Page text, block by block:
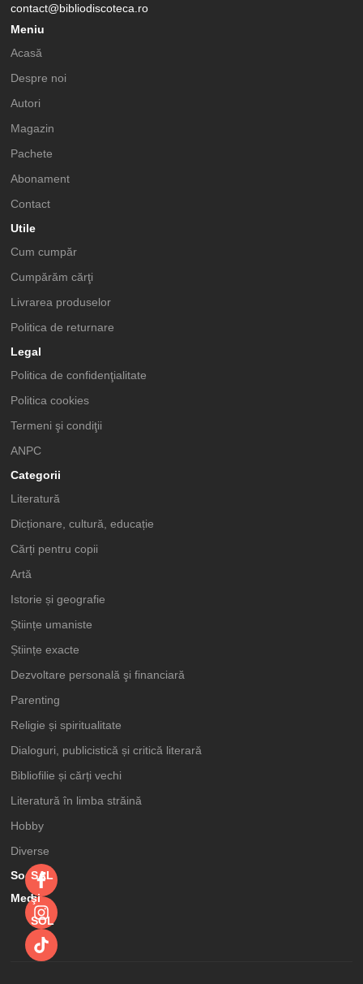
contact@bibliodiscoteca.ro
Meniu
Acasă
Despre noi
Autori
Magazin
Pachete
Abonament
Contact
Utile
Cum cumpăr
Cumpărăm cărţi
Livrarea produselor
Politica de returnare
Legal
Politica de confidenţialitate
Politica cookies
Termeni şi condiţii
ANPC
Categorii
Literatură
Dicționare, cultură, educație
Cărți pentru copii
Artă
Istorie și geografie
Științe umaniste
Științe exacte
Dezvoltare personală şi financiară
Parenting
Religie și spiritualitate
Dialoguri, publicistică și critică literară
Bibliofilie și cărți vechi
Literatură în limba străină
Hobby
Diverse
Social
Media
SAL
şi
SOL